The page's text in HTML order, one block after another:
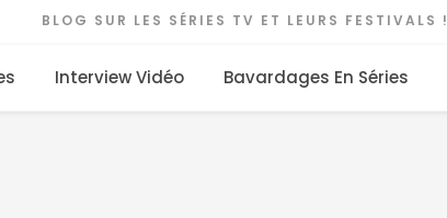
BLOG SUR LES SÉRIES TV ET LEURS FESTIVALS !
Interview Vidéo Bavardages En Séries